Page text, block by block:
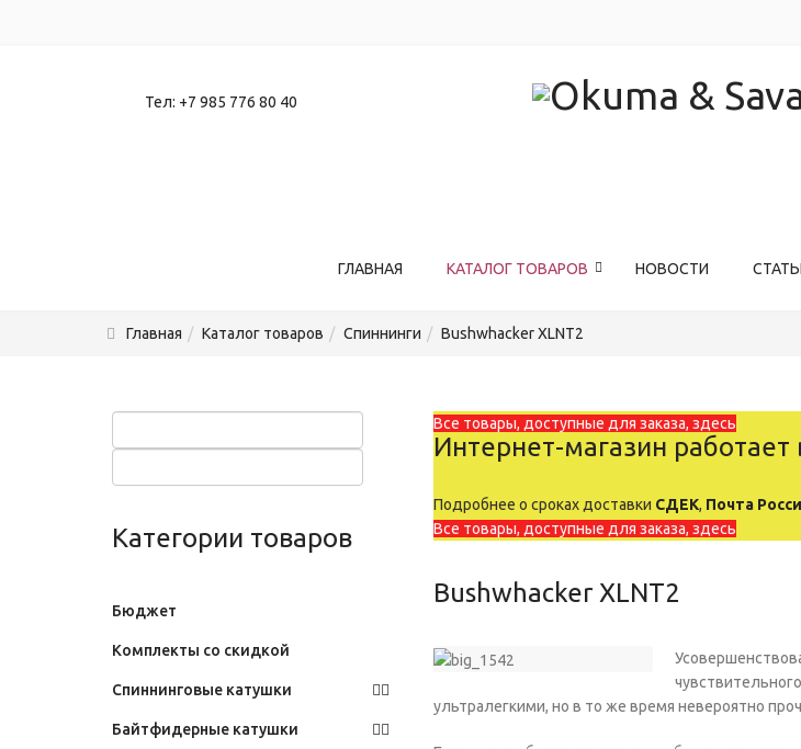
Тел: +7 985 776 80 40
ГЛАВНАЯ КАТАЛОГ ТОВАРОВ НОВОСТИ
Главная Каталог товаров Спиннинги Bushwhacker XLNT2
Все товары, доступные для заказа, здесь
Интернет-магазин
Подробнее о сроках доставки СДЕК, Почта
Все товары, доступные для заказа, здесь
Bushwhacker XLNT2
ультралегкими, но в то же время невероятно
Категории товаров
Бюджет
Комплекты со скидкой
Спиннинговые катушки
Байтфидерные катушки